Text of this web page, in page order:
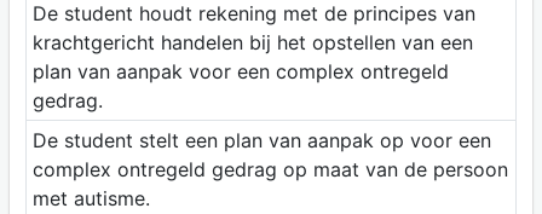
De student houdt rekening met de principes van
krachtgericht handelen bij het opstellen van een
plan van aanpak voor een complex ontregeld
gedrag.
De student stelt een plan van aanpak op voor een
complex ontregeld gedrag op maat van de persoon
met autisme.